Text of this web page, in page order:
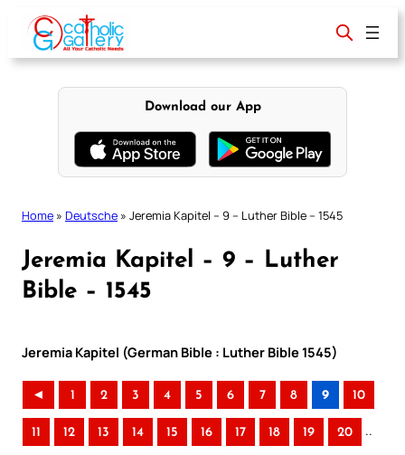
content
Download our App
Home » Deutsche » Jeremia Kapitel – 9 – Luther Bible – 1545
Jeremia Kapitel – 9 – Luther
Bible – 1545
Jeremia Kapitel (German Bible : Luther Bible 1545)
◄ 1 2 3 4 5 6 7 8 9 10
11 12 13 14 15 16 17 18 19 20 ..